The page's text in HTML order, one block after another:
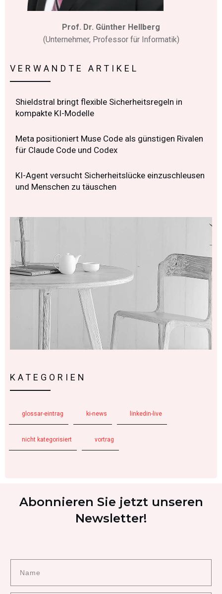
Prof. Dr. Günther Hellberg
(Unternehmer, Professor für Informatik)
VERWANDTE ARTIKEL
Shieldstral bringt flexible Sicherheitsregeln in
kompakte KI-Modelle
Meta positioniert Muse Code als günstigen Rivalen
für Claude Code und Codex
KI-Agent versucht Sicherheitslücke einzuschleusen
und Menschen zu täuschen
KATEGORIEN
glossar-eintrag ki-news linkedin-live
nicht kategorisiert vortrag
Abonnieren Sie jetzt unseren
Newsletter!